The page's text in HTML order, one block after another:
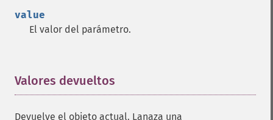
value
El valor del parámetro.
Valores devueltos
Devuelve el objeto actual. Lanaza una